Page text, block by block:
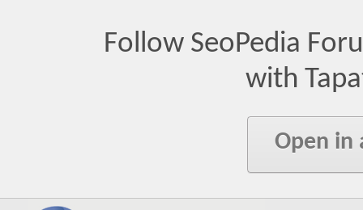
Follow SeoPedia
with
Open in